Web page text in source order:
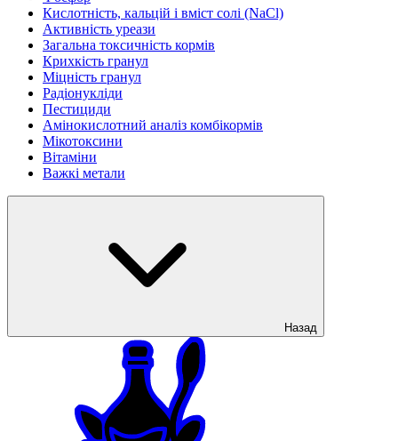
Кислотність, кальцій і вміст солі (NaCl)
Активність уреази
Загальна токсичність кормів
Крихкість гранул
Міцність гранул
Радіонукліди
Пестициди
Амінокислотний аналіз комбікормів
Мікотоксини
Вітаміни
Важкі метали
Назад